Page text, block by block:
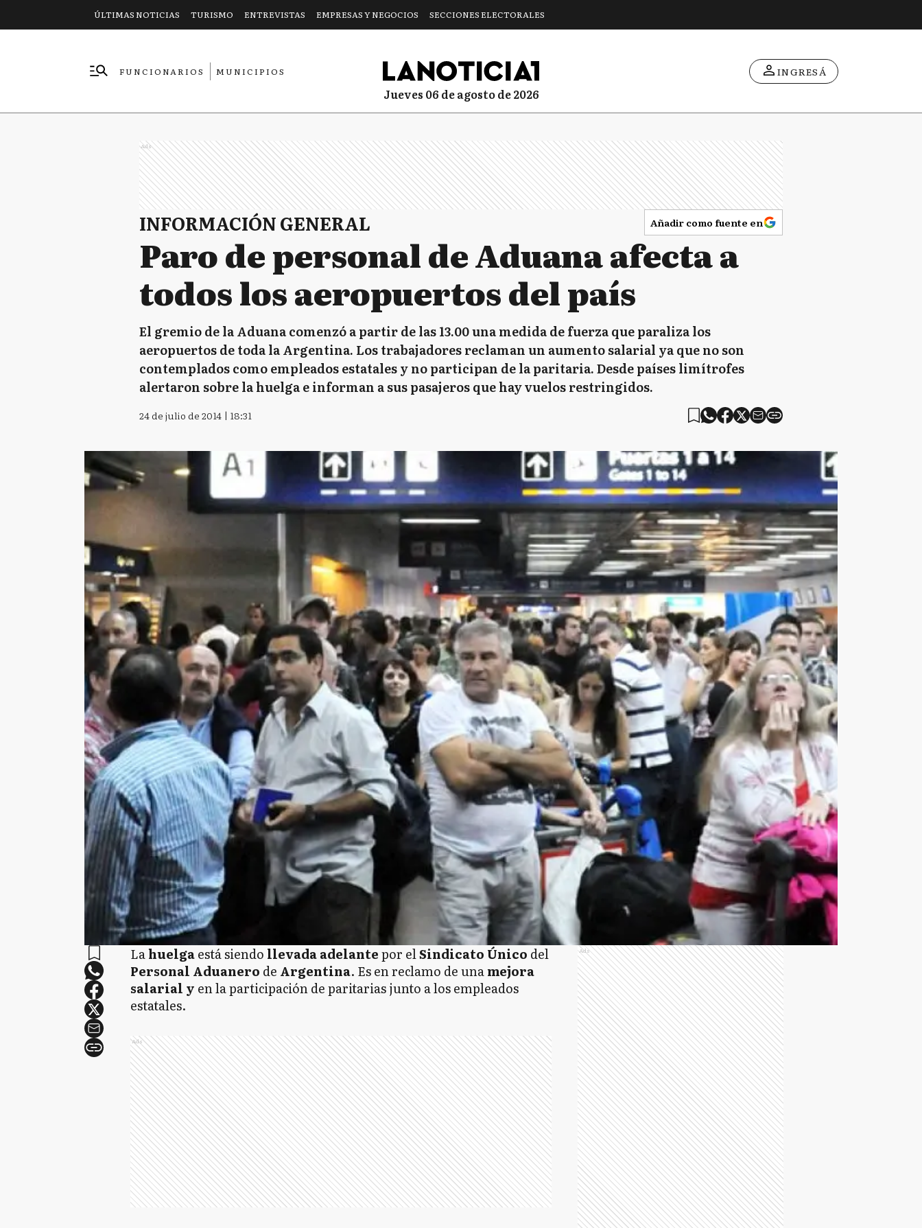
ÚLTIMAS NOTICIAS TURISMO ENTREVISTAS EMPRESAS Y NEGOCIOS SECCIONES ELECTORALES
FUNCIONARIOS
MUNICIPIOS
jueves 06 de agosto de 2026
INGRESÁ
Ads
INFORMACIÓN GENERAL Añadir como fuente en
Paro de personal de Aduana afecta a
todos los aeropuertos del país
El gremio de la Aduana comenzó a partir de las 13.00 una medida de fuerza que paraliza los
aeropuertos de toda la Argentina. Los trabajadores reclaman un aumento salarial ya que no son
contemplados como empleados estatales y no participan de la paritaria. Desde países limítrofes
alertaron sobre la huelga e informan a sus pasajeros que hay vuelos restringidos.
24 de julio de 2014 | 18:31
Lahuelgaestá siendo llevada adelantepor elSindicato Único del
Personal Aduanero de Argentina. Es en reclamo de unamejora
salarial y en la participación de paritarias junto a los empleados
estatales.
Ads
Ads